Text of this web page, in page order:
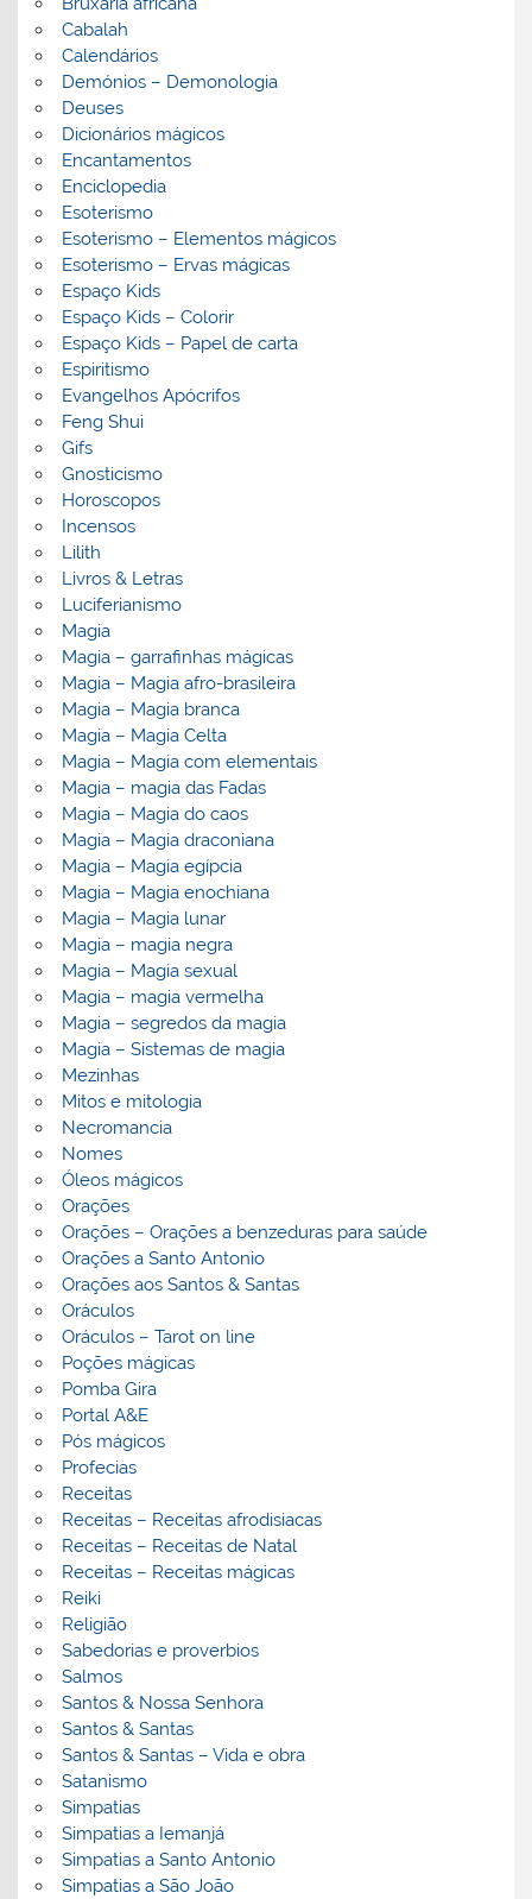
Cabalah
Calendários
Demónios – Demonologia
Deuses
Dicionários mágicos
Encantamentos
Enciclopedia
Esoterismo
Esoterismo – Elementos mágicos
Esoterismo – Ervas mágicas
Espaço Kids
Espaço Kids – Colorir
Espaço Kids – Papel de carta
Espiritismo
Evangelhos Apócrifos
Feng Shui
Gifs
Gnosticismo
Horoscopos
Incensos
Lilith
Livros & Letras
Luciferianismo
Magia
Magia – garrafinhas mágicas
Magia – Magia afro-brasileira
Magia – Magia branca
Magia – Magia Celta
Magia – Magia com elementais
Magia – magia das Fadas
Magia – Magia do caos
Magia – Magia draconiana
Magia – Magia egípcia
Magia – Magia enochiana
Magia – Magia lunar
Magia – magia negra
Magia – Magia sexual
Magia – magia vermelha
Magia – segredos da magia
Magia – Sistemas de magia
Mezinhas
Mitos e mitologia
Necromancia
Nomes
Óleos mágicos
Orações
Orações – Orações a benzeduras para saúde
Orações a Santo Antonio
Orações aos Santos & Santas
Oráculos
Oráculos – Tarot on line
Poções mágicas
Pomba Gira
Portal A&E
Pós mágicos
Profecias
Receitas
Receitas – Receitas afrodisiacas
Receitas – Receitas de Natal
Receitas – Receitas mágicas
Reiki
Religião
Sabedorias e proverbios
Salmos
Santos & Nossa Senhora
Santos & Santas
Santos & Santas – Vida e obra
Satanismo
Simpatias
Simpatias a Iemanjá
Simpatias a Santo Antonio
Simpatias a São João